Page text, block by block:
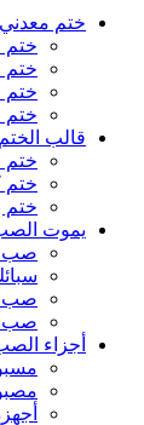
ختم
ختم
ختم
ختم
ختم
قالب
ختم
ختم
ختم
يموت
صب
صب
صب
أجزاء